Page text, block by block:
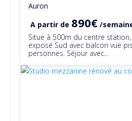
Auron
A partir de 890€ /
Situe à 500m du centre
exposé Sud avec balcon vue
personnes. Séjour avec...